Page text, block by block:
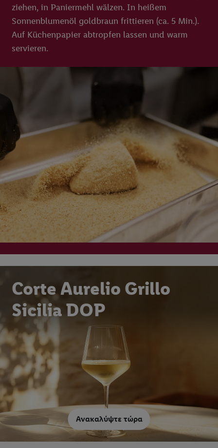
ziehen, in Paniermehl wälzen. In heißem
Sonnenblumenöl goldbraun frittieren (ca. 5 Min.).
Auf Küchenpapier abtropfen lassen und warm
servieren.
Ανακαλύψτε τώρα
Corte Aurelio Grillo
Sicilia DOP